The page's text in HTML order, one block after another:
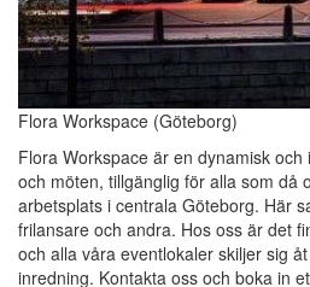
Flora Workspace (Göteborg)
Flora Workspace är en dynamisk
och möten, tillgänglig för alla som då
arbetsplats i centrala Göteborg. Här
frilansare och andra. Hos oss är det
och alla våra eventlokaler skiljer sig
inredning. Kontakta oss och boka in